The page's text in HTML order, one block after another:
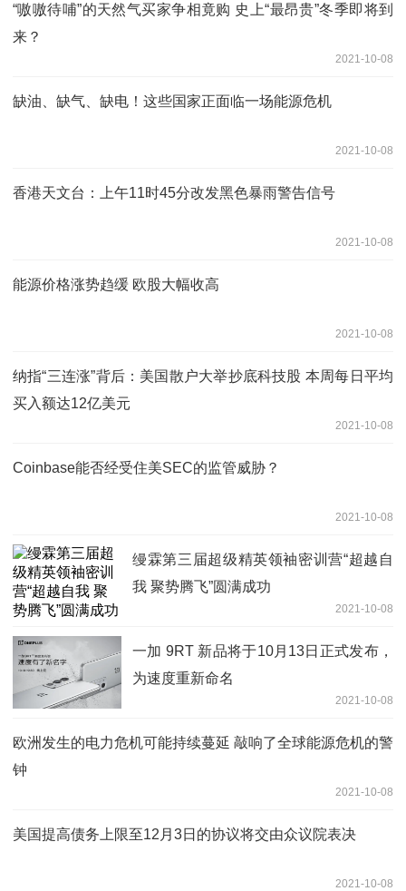
“嗷嗷待哺”的天然气买家争相竟购 史上“最昂贵”冬季即将到
来？
2021-10-08
缺油、缺气、缺电！这些国家正面临一场能源危机
2021-10-08
香港天文台：上午11时45分改发黑色暴雨警告信号
2021-10-08
能源价格涨势趋缓 欧股大幅收高
2021-10-08
纳指“三连涨”背后：美国散户大举抄底科技股 本周每日平均
买入额达12亿美元
2021-10-08
Coinbase能否经受住美SEC的监管威胁？
2021-10-08
缦霖第三届超级精英领袖密训营“超越自
我 聚势腾飞”圆满成功
2021-10-08
一加 9RT 新品将于10月13日正式发布，
为速度重新命名
2021-10-08
欧洲发生的电力危机可能持续蔓延 敲响了全球能源危机的警
钟
2021-10-08
美国提高债务上限至12月3日的协议将交由众议院表决
2021-10-08